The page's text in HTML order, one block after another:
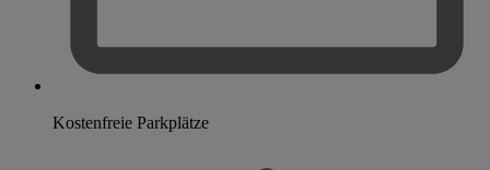
Kostenfreie Parkplätze